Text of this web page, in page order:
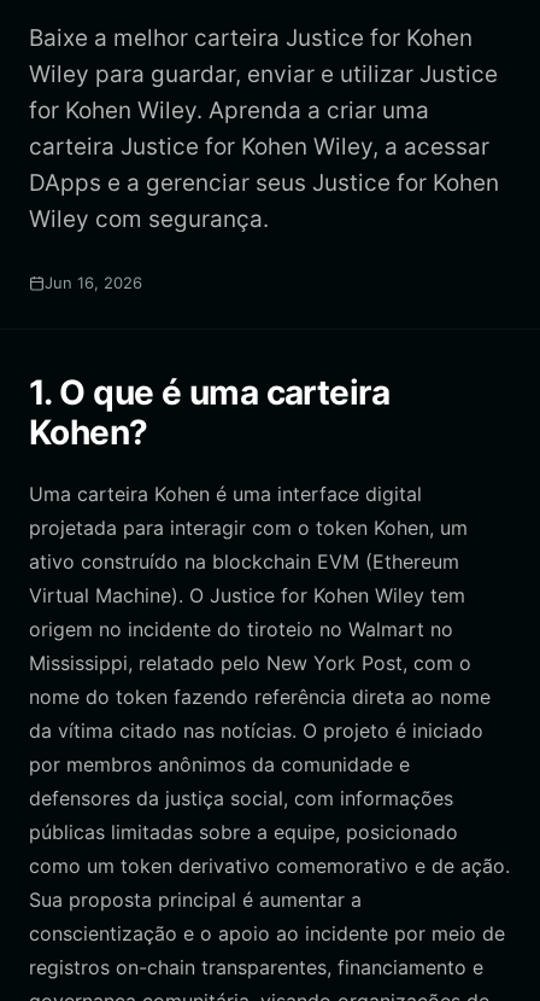
Baixe a melhor carteira Justice for Kohen
Wiley para guardar, enviar e utilizar Justice
for Kohen Wiley. Aprenda a criar uma
carteira Justice for Kohen Wiley, a acessar
DApps e a gerenciar seus Justice for Kohen
Wiley com segurança.
Jun 16, 2026
1. O que é uma carteira
Kohen?
Uma carteira Kohen é uma interface digital
projetada para interagir com o token Kohen, um
ativo construído na blockchain EVM (Ethereum
Virtual Machine). O Justice for Kohen Wiley tem
origem no incidente do tiroteio no Walmart no
Mississippi, relatado pelo New York Post, com o
nome do token fazendo referência direta ao nome
da vítima citado nas notícias. O projeto é iniciado
por membros anônimos da comunidade e
defensores da justiça social, com informações
públicas limitadas sobre a equipe, posicionado
como um token derivativo comemorativo e de ação.
Sua proposta principal é aumentar a
conscientização e o apoio ao incidente por meio de
registros on-chain transparentes, financiamento e